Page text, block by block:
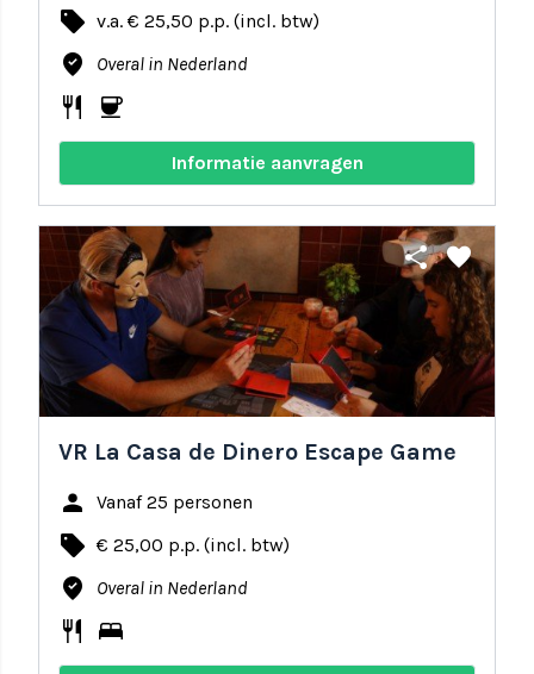
local_offer v.a. € 25,50 p.p. (incl. btw)
where_to_vote Overal in Nederland
restaurant coffee
Informatie aanvragen
share favorite
VR La Casa de Dinero Escape Game
person Vanaf 25 personen
local_offer € 25,00 p.p. (incl. btw)
where_to_vote Overal in Nederland
restaurant bed